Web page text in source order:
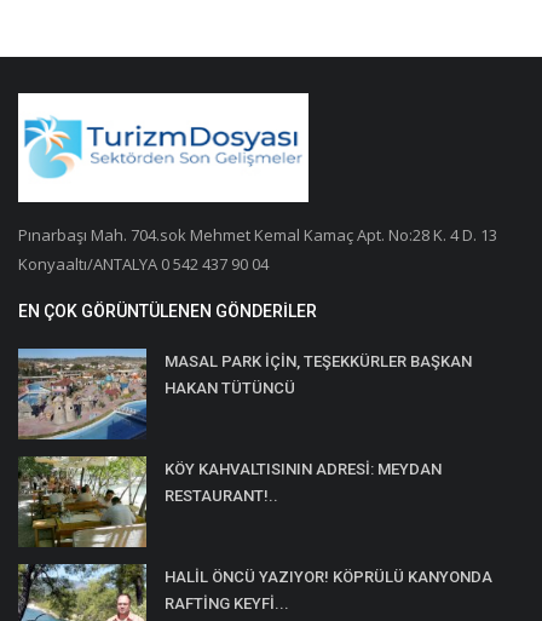
Pınarbaşı Mah. 704.sok Mehmet Kemal Kamaç Apt. No:28 K. 4 D. 13
Konyaaltı/ANTALYA 0 542 437 90 04
EN ÇOK GÖRÜNTÜLENEN GÖNDERILER
MASAL PARK İÇİN, TEŞEKKÜRLER BAŞKAN
HAKAN TÜTÜNCÜ
KÖY KAHVALTISININ ADRESİ: MEYDAN
RESTAURANT!..
HALİL ÖNCÜ YAZIYOR! KÖPRÜLÜ KANYONDA
RAFTİNG KEYFİ...